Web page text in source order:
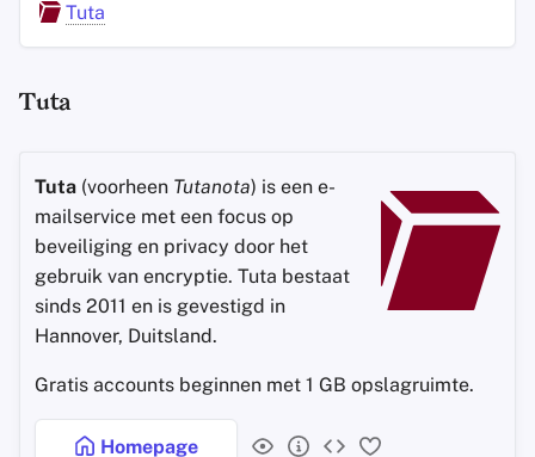
Tuta
Tuta
Tuta (voorheen Tutanota) is een e-
mailservice met een focus op
beveiliging en privacy door het
gebruik van encryptie. Tuta bestaat
sinds 2011 en is gevestigd in
Hannover, Duitsland.
Gratis accounts beginnen met 1 GB opslagruimte.
Homepage